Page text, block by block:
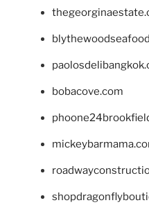
bobacove.com